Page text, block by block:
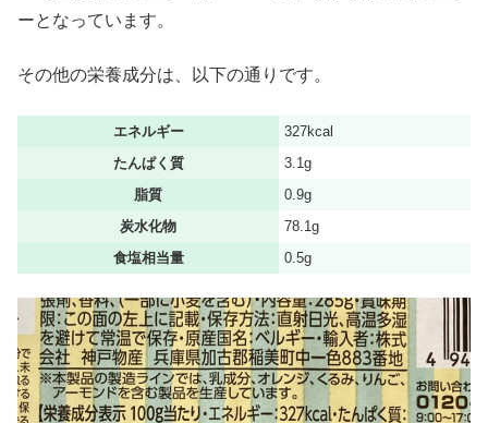
ーとなっています。
その他の栄養成分は、以下の通りです。
エネルギー
327kcal
たんぱく質
3.1g
脂質
0.9g
炭水化物
78.1g
食塩相当量
0.5g